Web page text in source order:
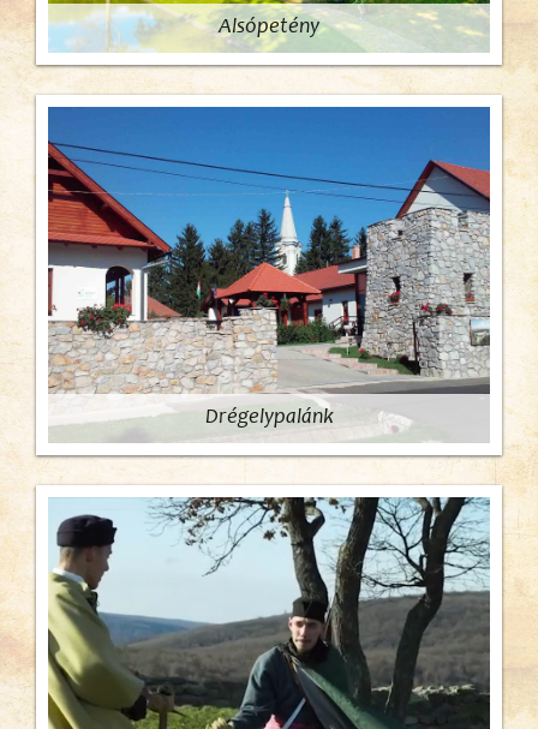
Alsópetény
Drégelypalánk